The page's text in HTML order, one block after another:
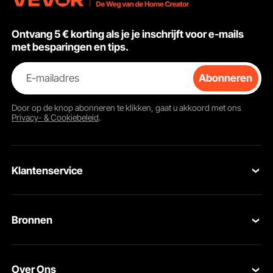
De professionele pokerset is verpakt in een koffer waarin zowel de
pokerkaarten als de chips netjes opgeborgen zijn en beschermd tegen stof.
Ontvang 5 € korting als je je inschrijft voor e-mails
met besparingen en tips.
E-mailadres Abonneren
Door op de knopabonneren te klikken, gaat u akkoord met ons
Privacy- & Cookiebeleid.
Klantenservice
Retourneren en vervangingen
Bronnen
Over Ons